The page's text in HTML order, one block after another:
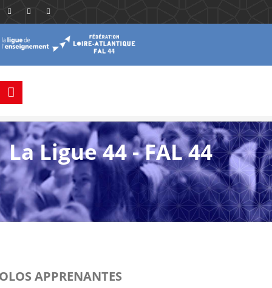
La Ligue 44 - FAL 44
APPRENANTES